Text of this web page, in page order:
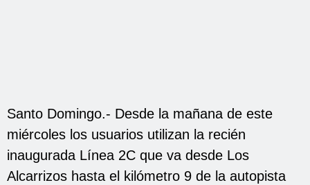
Santo Domingo.- Desde la mañana de este
miércoles los usuarios utilizan la recién
inaugurada Línea 2C que va desde Los
Alcarrizos hasta el kilómetro 9 de la autopista